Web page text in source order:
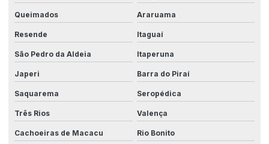
Empresa de automação industrial
Empresas de instrumentação industrial
Empresas no ramo de automação industrial
Engenharia de automação industrial
Engenharia elétrica para automação
Engenharia de máquinas customizadas
Queimados Araruama
Resende Itaguaí
São Pedro da Aldeia Itaperuna
Japeri Barra do Piraí
Saquarema Seropédica
Três Rios Valença
Cachoeiras de Macacu Rio Bonito